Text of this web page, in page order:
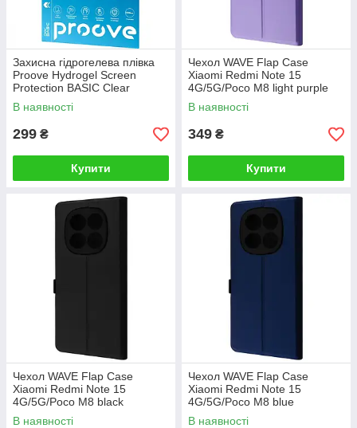
Захисна гідрогелева плівка
Proove Hydrogel Screen
Protection BASIC Clear
В наявності
299 ₴
Купити
Чехол WAVE Flap Case
Xiaomi Redmi Note 15
4G/5G/Poco M8 light purple
В наявності
349 ₴
Купити
Чехол WAVE Flap Case
Xiaomi Redmi Note 15
4G/5G/Poco M8 black
В наявності
Чехол WAVE Flap Case
Xiaomi Redmi Note 15
4G/5G/Poco M8 blue
В наявності